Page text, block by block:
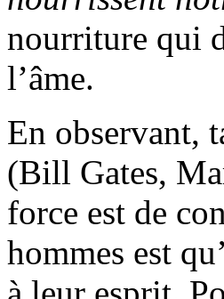
nourriture qui
l’âme.
En observant,
(Bill Gates,
force est de
hommes est